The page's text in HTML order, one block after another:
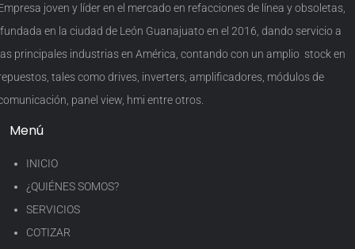
joven y líder en el mercado en refacciones de línea y obsoletas,
en la ciudad de León Guanajuato en el 2016, dando servicio a
principales industrias en América, contando con un amplio stock en
tales como drives, inverters, amplificadores, módulos de
panel view, hmi entre otros.
Menú
INICIO
¿QUIÉNES SOMOS?
SERVICIOS
COTIZAR